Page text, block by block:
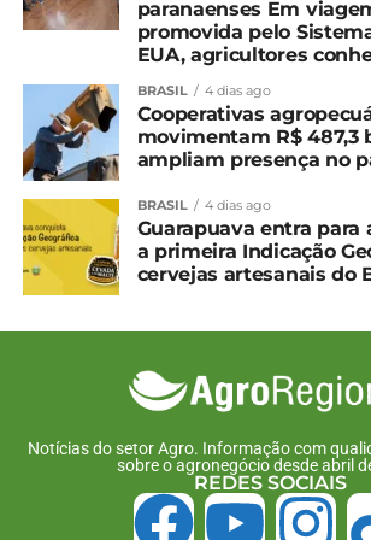
legislação vigente evitando multas
cancelamento do CAD/PRO.
Além disso, o departamento orienta
rurais que têm notas de produtor
papel) emitidas em 2025, que
baixas antes dos prazos finais que
início de 2026, podem baixá-las nos
outubro a dezembro de 2025, para
espera de atendimento.
Para maiores informações, entre
*Secom Guarapuava
Compartilhe isso:
paranaenses Em
promovida pelo
EUA, agricultores
BRASIL 4 dias ago
Cooperativas
movimentam R$ 487,3
ampliam presença no
BRASIL 4 dias ago
Guarapuava entra para
a primeira Indicação
cervejas artesanais do
Notícias do setor Agro. Informação com
sobre o agronegócio desde abril
REDES SOCIAIS